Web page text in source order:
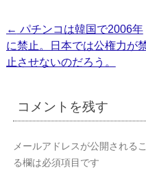
投
稿
ゲ
シ
← パチンコは韓国で2006年
に禁止。日本では公権力が
止させないのだろう。
コメントを残す
メールアドレスが公開される
る欄は必須項目です